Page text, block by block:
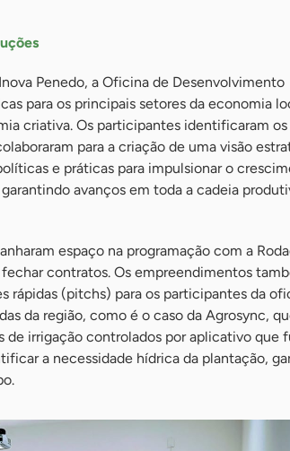
Penedo, a Oficina de Desenvolvimento
para os principais setores da economia
criativa. Os participantes identificaram os
para a criação de uma visão
e práticas para impulsionar o
avanços em toda a cadeia
espaço na programação com a
contratos. Os empreendimentos
rápidas (pitchs) para os participantes da
da região, como é o caso da Agrosync,
irrigação controlados por aplicativo que
a necessidade hídrica da plantação,